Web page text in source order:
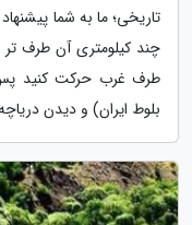
تاریخی؛ ما به شما
چند کیلومتری آن طرف تر
طرف غرب حرکت کنید
بلوط ایران) و دیدن